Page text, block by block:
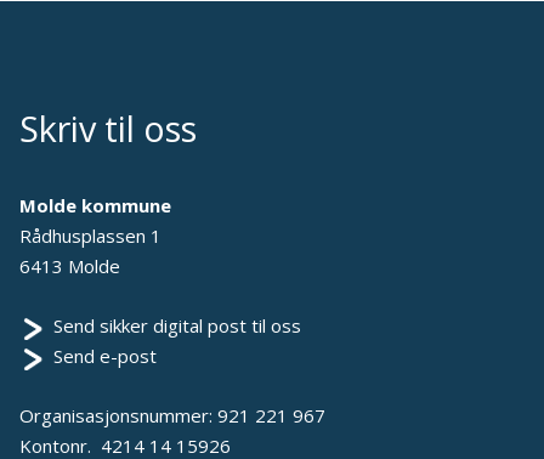
Skriv til oss
Molde kommune
Rådhusplassen 1
6413 Molde
Send sikker digital post til oss
Send e-post
Organisasjonsnummer: 921 221 967
Kontonr. 4214 14 15926